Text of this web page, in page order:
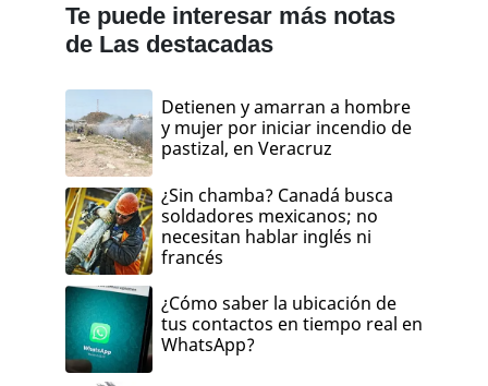
Te puede interesar más notas
de Las destacadas
Detienen y amarran a hombre
y mujer por iniciar incendio de
pastizal, en Veracruz
¿Sin chamba? Canadá busca
soldadores mexicanos; no
necesitan hablar inglés ni
francés
¿Cómo saber la ubicación de
tus contactos en tiempo real en
WhatsApp?